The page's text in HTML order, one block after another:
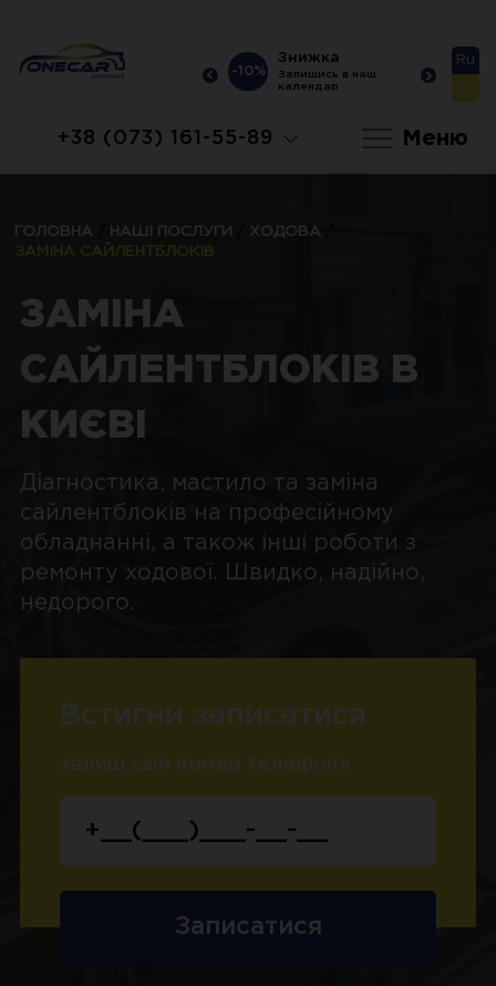
10%
Знижка
Запишись в наш
-10%
Знижка
Запишись в наш
календар
+38 (073) 161-55-89 Меню
Ru
Ua
ГОЛОВНА НАШІ ПОСЛУГИ ХОДОВА
ЗАМІНА САЙЛЕНТБЛОКІВ
ЗАМІНА
САЙЛЕНТБЛОКІВ В
КИЄВІ
Діагностика, мастило та заміна
сайлентблоків на професійному
обладнанні, а також інші роботи з
ремонту ходової. Швидко, надійно,
недорого.
Встигни записатися
залиш свій номер телефону
Записатися